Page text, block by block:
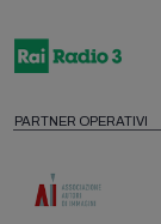
PARTNER OPERATIVI